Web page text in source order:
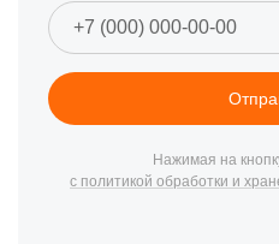
встраиваемые и
функцией автоматического
сенсорным управлением, так
Аристон для кухонь, офисов и
Ariston: отсутствие нагрева
Нажимая на
с политикой обработки и